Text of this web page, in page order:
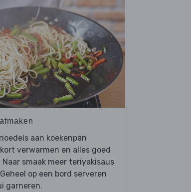
aan koekenpan
verwarmen en alles goed
smaak meer teriyakisaus
op een bord serveren
garneren.